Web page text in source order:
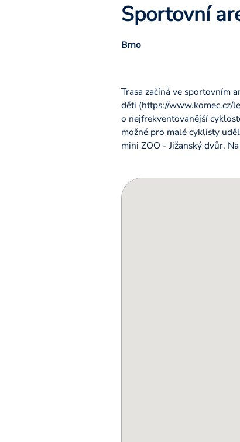
Sportovní
Brno
Trasa začíná ve sportovním
děti (https://www.komec.cz/
o nejfrekventovanější
možné pro malé cyklisty
mini ZOO - Jižanský dvůr.